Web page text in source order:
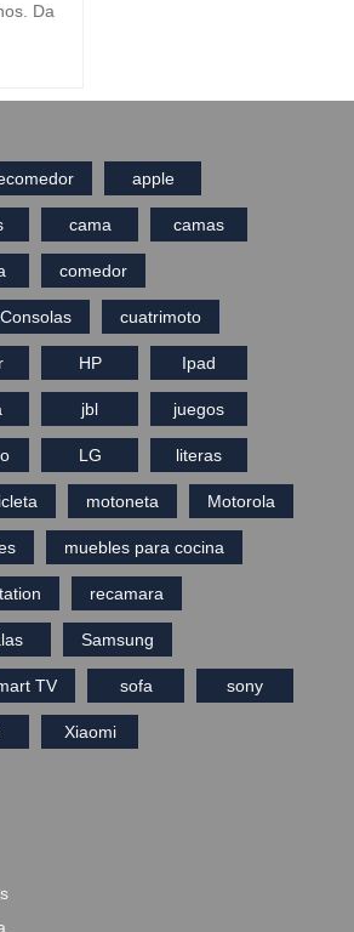
Da
apple
cama camas
comedor
Consolas cuatrimoto
HP Ipad
jbl juegos
LG literas
motoneta Motorola
muebles para cocina
recamara
Samsung
TV sofa sony
Xiaomi